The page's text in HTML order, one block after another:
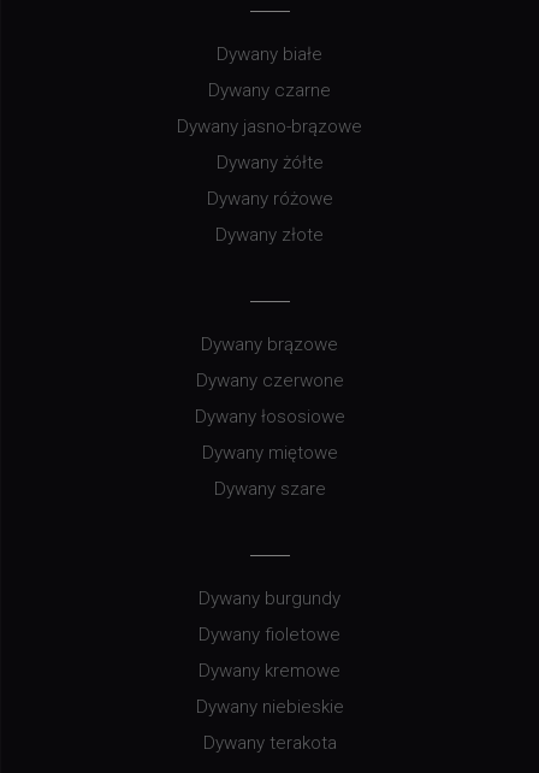
Dywany białe
Dywany czarne
Dywany jasno-brązowe
Dywany żółte
Dywany różowe
Dywany złote
Dywany brązowe
Dywany czerwone
Dywany łososiowe
Dywany miętowe
Dywany szare
Dywany burgundy
Dywany fioletowe
Dywany kremowe
Dywany niebieskie
Dywany terakota